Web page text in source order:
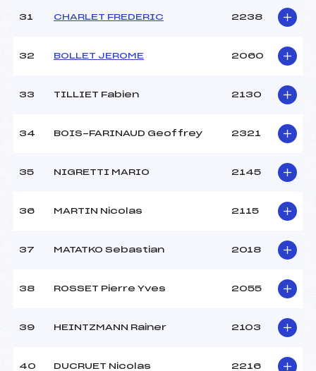
31 CHARLET FREDERIC 2238
32 BOLLET JEROME 2060
33 TILLIET Fabien 2130
34 BOIS-FARINAUD Geoffrey 2321
35 NIGRETTI MARIO 2145
36 MARTIN Nicolas 2115
37 MATATKO Sebastian 2018
38 ROSSET Pierre Yves 2055
39 HEINTZMANN Rainer 2103
40 DUCRUET Nicolas 2216